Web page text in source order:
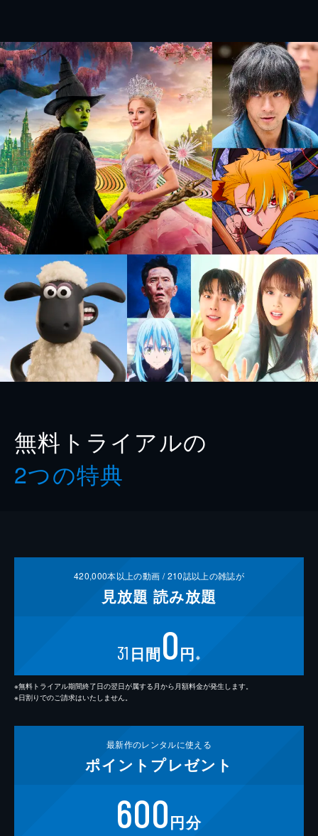
無料トライアルの
2つの特典
420,000本以上の動画 /210誌以上の雑誌が
見放題 読み放題
31 日間0円 ※
※無料トライアル期間終了日の翌日が属する月から月額料金が発生します。
※日割りでのご請求はいたしません。
最新作のレンタルに使える
ポイント プレゼント
600円分